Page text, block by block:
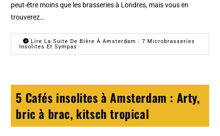
peut-être moins que les brasseries à Londres, mais vous en
trouverez…
Lire La Suite De Bière À Amsterdam : 7 Microbrasseries
Insolites Et Sympas
5 Cafés insolites à Amsterdam : Arty,
bric à brac, kitsch tropical